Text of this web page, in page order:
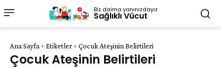
Biz daima yanınızdayız
Sağlıklı Vücut
Ana Sayfa Etiketler Çocuk Ateşinin Belirtileri
Çocuk Ateşinin Belirtileri